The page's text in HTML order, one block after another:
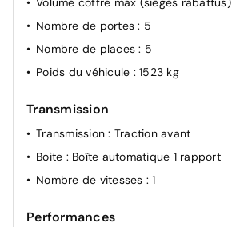
Nombre de portes: 5
Nombre de places: 5
Poids du véhicule : 1523 kg
Transmission
Transmission: Traction avant
Boite : Boîte automatique 1 rapport
Nombre de vitesses : 1
Performances